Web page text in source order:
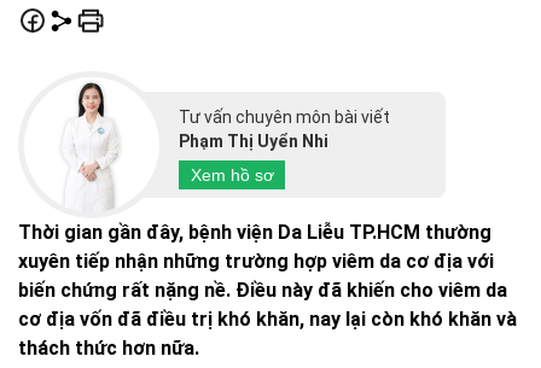
Tư vấn chuyên môn bài viết
Phạm Thị Uyển Nhi
Xem hồ sơ
Thời gian gần đây, bệnh viện Da Liễu TP.HCM thường
xuyên tiếp nhận những trường hợp viêm da cơ địa với
biến chứng rất nặng nề. Điều này đã khiến cho viêm da
cơ địa vốn đã điều trị khó khăn, nay lại còn khó khăn và
thách thức hơn nữa.